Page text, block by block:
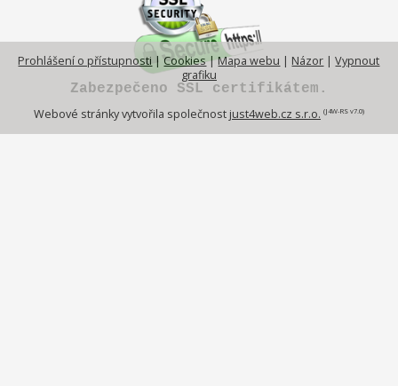
Zabezpečeno SSL certifikátem.
Prohlášení o přístupnosti |Cookies|Mapa webu | Názor |Vypnout
grafiku
Webové stránky vytvořila společnost just4web.cz s.r.o. (J4W-RS v7.0)